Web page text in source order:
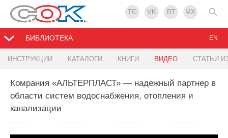
TG VK RT MX
БИБЛИОТЕКА
ИНСТРУКЦИИ КАТАЛОГИ КНИГИ ВИДЕО СТАТЬИ
EN
Комрания «АЛЬТЕРПЛАСТ» — надежный партнер в
области систем водоснабжения, отопления и
канализации